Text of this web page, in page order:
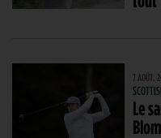
7 AOÛT.
Le